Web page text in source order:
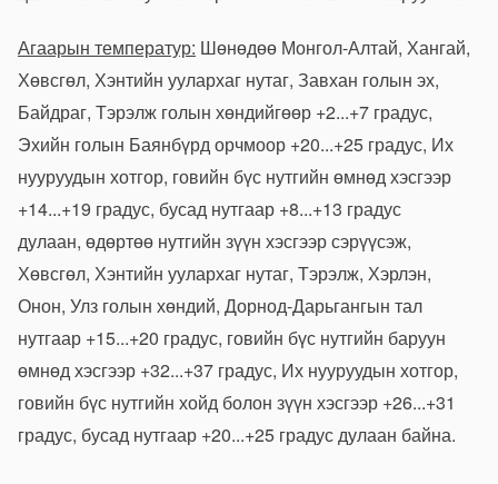
Агаарын температур: Шөнөдөө Монгол-Алтай, Хангай,
Хөвсгөл, Хэнтийн уулархаг нутаг, Завхан голын эх,
Байдраг, Тэрэлж голын хөндийгөөр +2...+7 градус,
Эхийн голын Баянбүрд орчмоор +20...+25 градус, Их
нууруудын хотгор, говийн бүс нутгийн өмнөд хэсгээр
+14...+19 градус, бусад нутгаар +8...+13 градус
дулаан, өдөртөө нутгийн зүүн хэсгээр сэрүүсэж,
Хөвсгөл, Хэнтийн уулархаг нутаг, Тэрэлж, Хэрлэн,
Онон, Улз голын хөндий, Дорнод-Дарьгангын тал
нутгаар +15...+20 градус, говийн бүс нутгийн баруун
өмнөд хэсгээр +32...+37 градус, Их нууруудын хотгор,
говийн бүс нутгийн хойд болон зүүн хэсгээр +26...+31
градус, бусад нутгаар +20...+25 градус дулаан байна.